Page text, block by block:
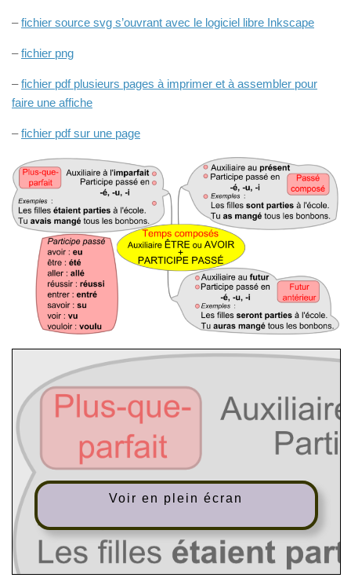
–fichier source svg s’ouvrant avec le logiciel libre Inkscape
–fichier png
–fichier pdf plusieurs pages à imprimer et à assembler pour
faire une affiche
–fichier pdf sur une page
Voir en plein écran